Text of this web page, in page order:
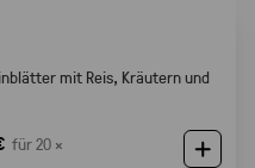
mit Reis, Kräutern und
für 20 ×